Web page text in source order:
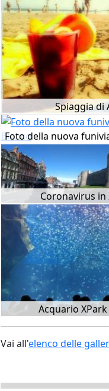
Spiaggia di
Foto della nuova
Coronavirus
Acquario
Vai all'elenco delle